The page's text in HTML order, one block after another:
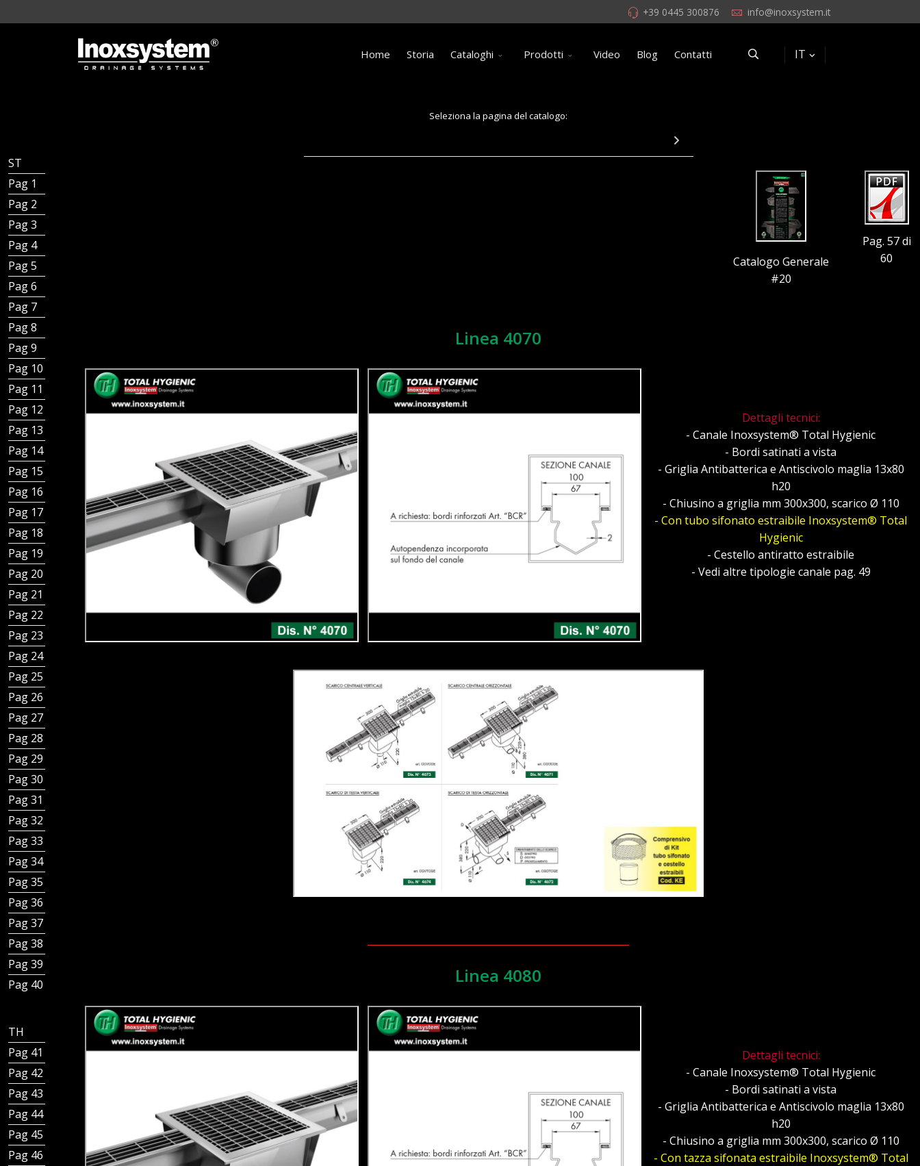
+39 0445 300876 info@inoxsystem.it
Home Storia Cataloghi Prodotti Video Blog Contatti IT
ST - Inoxsystem® Standard
Pag 1 - Indice catalogo Generale Inoxsystem
Pag 2 - Presentazione
Pag 3 - L’arte del manufatto
Pag 4 - Contesti di applicazione
Pag 5 - Contesti di applicazione
Pag 6 - Tipologie di canali
Pag 7 - Tipologie di canali
Pag 8 - Chiusini in piastra scarico verticale
Pag 9 - Chiusini in piastra scarico orizzontale
Pag 10 - Chiusini inox scarico verticali doppia sifonatura
Pag 11 - Chiusini grigliati scarico orizzontale o verticale
Pag 12 - Canaline e canalette a fessura per pavimenti
Pag 13 - Canali a fessura bordi dritti
Pag 14 - Chiusini per canaline a fessura
Pag 15 - Altri Chiusini per canali a fessura
Pag 16 - Canali a griglia
Pag 17 - Chiusini per canali a griglia
Pag 18 - Grigliati Standard - Scarico verticale
Pag 19 - Grigliati Standard - Scarico orizzontale
Pag 20 - Canali a Fessura Standard
Pag 21 - Canali a Fessura Ridotta
Pag 22 - Chiusini d’ispezione e griglie
Pag 23 - Chiusini d’ispezione sifonati
Pag 24 - Paraspigoli, para angoli e terminali
Pag 25 - Paraspigoli e terminali
Pag 26 - Bordo porta guaina
Pag 27 - Applicazione bordo porta guaina
Pag 28 - Applicazione bordo porta guaina
Pag 29 - Articoli porta PVC
Pag 30 - Accessori
Pag 31 - Sezione canali Inoxsystem
Pag 32 - Linea canali fessura
Pag 33 - Linea Canali a fessura ridotta
Pag 34 - Linea Canali a griglia componibili
Pag 35 - Altri Canali e accessori
Pag 36 - Canali bordi dritti e fessura centrale
Pag 37 - Canali bordi dritti e fessura laterale
Pag 38 - Canali Italia IDrain scarico sifonato
Pag 39 - Canali Italia IDrain scarico non sifonato
Pag 40 - Inoxsystem® certificata
TH - Inoxsystem® Total Hygienic
Pag 41 - Inoxsystem Total Hygienic
Pag 42 - Kit tubo Total Hygienic
Pag 43 - Kit tazza Total Hygienic
Pag 44 - Chiusini piastra Total Hygienic con tubo
Pag 45 - Chiusini in piastra Total Hygienic con tazza
Pag 46 - Chiusini a griglia Total Hygienic con tubo
Seleziona la pagina del catalogo:
Catalogo Generale
#20
Pag. 57 di
60
Linea 4070
Dettagli tecnici:
- Canale Inoxsystem® Total Hygienic
- Bordi satinati a vista
- Griglia Antibatterica e Antiscivolo maglia 13x80
h20
- Chiusino a griglia mm 300x300, scarico Ø 110
- Con tubo sifonato estraibile Inoxsystem® Total
Hygienic
- Cestello antiratto estraibile
- Vedi altre tipologie canale pag. 49
Linea 4080
Dettagli tecnici:
- Canale Inoxsystem® Total Hygienic
- Bordi satinati a vista
- Griglia Antibatterica e Antiscivolo maglia 13x80
h20
- Chiusino a griglia mm 300x300, scarico Ø 110
- Con tazza sifonata estraibile Inoxsystem® Total